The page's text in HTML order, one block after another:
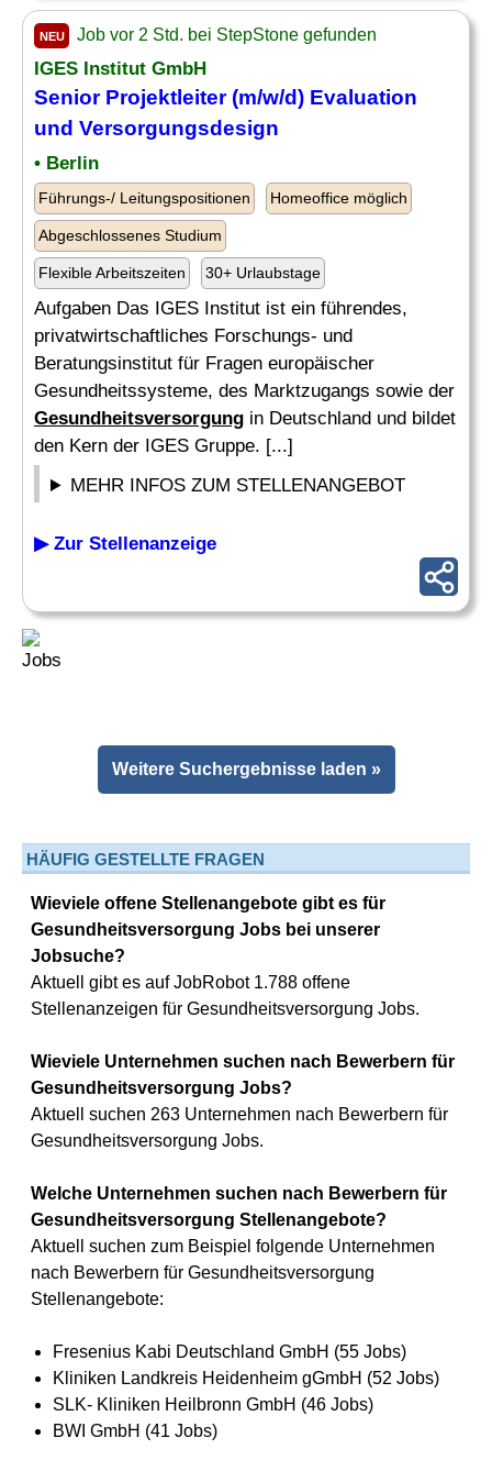
NEU Job vor 2 Std. bei StepStone gefunden
IGES Institut GmbH
Senior Projektleiter (m/w/d) Evaluation
und Versorgungsdesign
• Berlin
Führungs-/ Leitungspositionen Homeoffice möglich
Abgeschlossenes Studium
Flexible Arbeitszeiten 30+ Urlaubstage
Aufgaben Das IGES Institut ist ein führendes,
privatwirtschaftliches Forschungs- und
Beratungsinstitut für Fragen europäischer
Gesundheitssysteme, des Marktzugangs sowie der
Gesundheitsversorgung in Deutschland und bildet
den Kern der IGES Gruppe. [...]
MEHR INFOS ZUM STELLENANGEBOT
▶ Zur Stellenanzeige
Weitere Suchergebnisse laden »
HÄUFIG GESTELLTE FRAGEN
Wieviele offene Stellenangebote gibt es für
Gesundheitsversorgung Jobs bei unserer
Jobsuche?
Aktuell gibt es auf JobRobot 1.788 offene
Stellenanzeigen für Gesundheitsversorgung Jobs.
Wieviele Unternehmen suchen nach Bewerbern für
Gesundheitsversorgung Jobs?
Aktuell suchen 263 Unternehmen nach Bewerbern für
Gesundheitsversorgung Jobs.
Welche Unternehmen suchen nach Bewerbern für
Gesundheitsversorgung Stellenangebote?
Aktuell suchen zum Beispiel folgende Unternehmen
nach Bewerbern für Gesundheitsversorgung
Stellenangebote:
Fresenius Kabi Deutschland GmbH (55 Jobs)
Kliniken Landkreis Heidenheim gGmbH (52 Jobs)
SLK- Kliniken Heilbronn GmbH (46 Jobs)
BWI GmbH (41 Jobs)